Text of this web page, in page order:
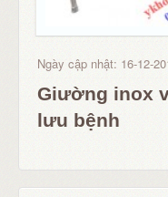
Ngày cập nhật: 16-12-
Giường inox
lưu bệnh